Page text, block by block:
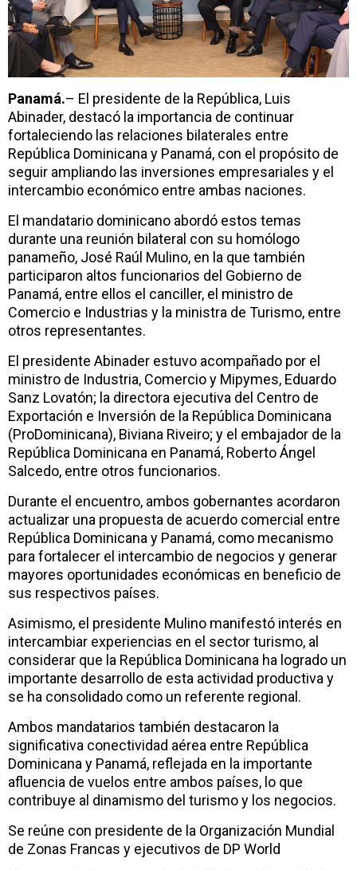
Panamá.– El presidente de la República, Luis
Abinader, destacó la importancia de continuar
fortaleciendo las relaciones bilaterales entre
República Dominicana y Panamá, con el propósito de
seguir ampliando las inversiones empresariales y el
intercambio económico entre ambas naciones.
El mandatario dominicano abordó estos temas
durante una reunión bilateral con su homólogo
panameño, José Raúl Mulino, en la que también
participaron altos funcionarios del Gobierno de
Panamá, entre ellos el canciller, el ministro de
Comercio e Industrias y la ministra de Turismo, entre
otros representantes.
El presidente Abinader estuvo acompañado por el
ministro de Industria, Comercio y Mipymes, Eduardo
Sanz Lovatón; la directora ejecutiva del Centro de
Exportación e Inversión de la República Dominicana
(ProDominicana), Biviana Riveiro; y el embajador de la
República Dominicana en Panamá, Roberto Ángel
Salcedo, entre otros funcionarios.
Durante el encuentro, ambos gobernantes acordaron
actualizar una propuesta de acuerdo comercial entre
República Dominicana y Panamá, como mecanismo
para fortalecer el intercambio de negocios y generar
mayores oportunidades económicas en beneficio de
sus respectivos países.
Asimismo, el presidente Mulino manifestó interés en
intercambiar experiencias en el sector turismo, al
considerar que la República Dominicana ha logrado un
importante desarrollo de esta actividad productiva y
se ha consolidado como un referente regional.
Ambos mandatarios también destacaron la
significativa conectividad aérea entre República
Dominicana y Panamá, reflejada en la importante
afluencia de vuelos entre ambos países, lo que
contribuye al dinamismo del turismo y los negocios.
Se reúne con presidente de la Organización Mundial
de Zonas Francas y ejecutivos de DP World